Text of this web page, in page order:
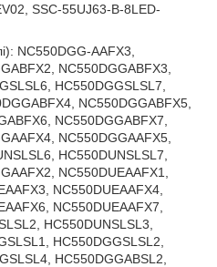
SSC-55UJ63-B-8LED-
NC550DGG-AAFX3,
NC550DGGABFX3,
HC550DGGSLSL7,
NC550DGGABFX5,
NC550DGGABFX7,
NC550DGGAAFX5,
HC550DUNSLSL7,
NC550DUEAAFX1,
NC550DUEAAFX4,
NC550DUEAAFX7,
HC550DUNSLSL3,
HC550DGGSLSL2,
HC550DGGABSL2,